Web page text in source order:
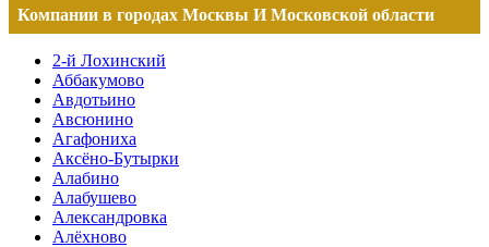
Компании в городах Москвы И Московской области
2-й Лохинский
Аббакумово
Авдотьино
Авсюнино
Агафониха
Аксёно-Бутырки
Алабино
Алабушево
Александровка
Алёхново